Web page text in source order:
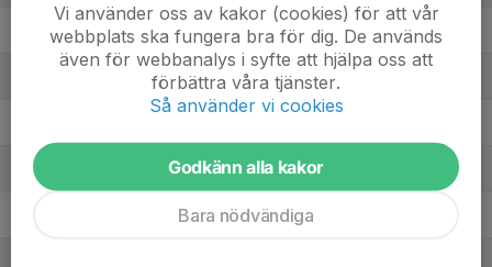
102. Kungsängens IF P13 0 0
103. Kungsängens IF (P14 Blå) 7
105. Lillån IBK (H1) 1
106. Lillån IBK Ungdom P2010 0
Vi använder oss av kakor (cookies) för att vår
webbplats ska fungera bra för dig. De används
även för webbanalys i syfte att hjälpa oss att
förbättra våra tjänster.
Så använder vi cookies
Godkänn alla kakor
Bara nödvändiga